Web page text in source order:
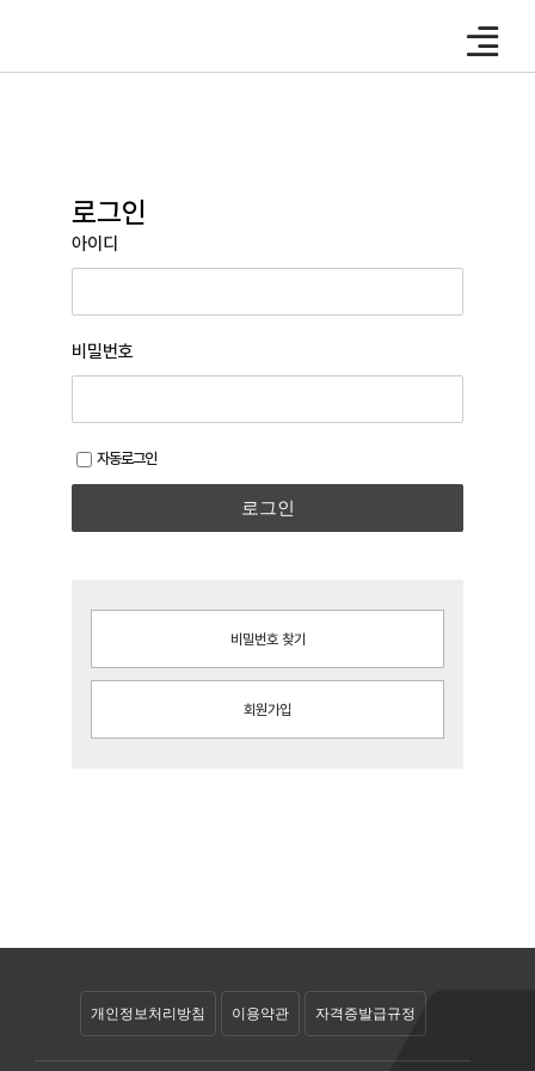
로그인
아이디
비밀번호
자동로그인
로그인
비밀번호 찾기
회원가입
개인정보처리방침 이용약관 자격증발급규정